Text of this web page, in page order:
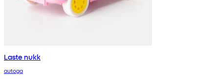
Laste nukk
autoga